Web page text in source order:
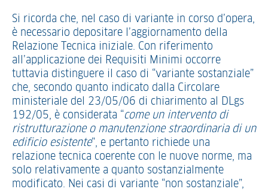
Si ricorda che, nel caso di variante in corso d’opera,
è necessario depositare l’aggiornamento della
Relazione Tecnica iniziale. Con riferimento
all’applicazione dei Requisiti Minimi occorre
tuttavia distinguere il caso di “variante sostanziale”
che, secondo quanto indicato dalla Circolare
ministeriale del 23/05/06 di chiarimento al DLgs
192/05, è considerata “come un intervento di
ristrutturazione o manutenzione straordinaria di un
edificio esistente”, e pertanto richiede una
relazione tecnica coerente con le nuove norme, ma
solo relativamente a quanto sostanzialmente
modificato. Nei casi di variante “non sostanziale”,